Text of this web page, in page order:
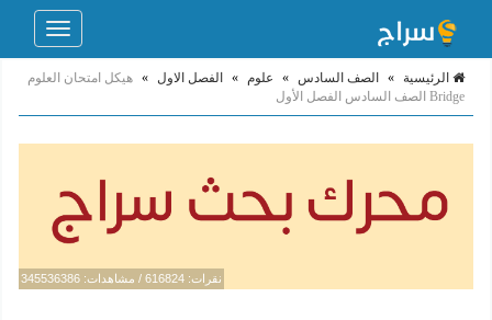
Toggle
الرئيسية » الصف السادس » علوم » الفصل الاول » هيكل امتحان العلوم
Bridge الصف السادس الفصل الأول
نقرات: 616824 / مشاهدات: 345536386